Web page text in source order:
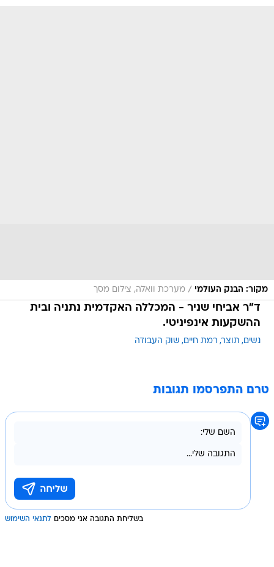
מקור: הבנק העולמי / מערכת וואלה, צילום מסך
ד"ר אביחי שניר - המכללה האקדמית נתניה ובית
ההשקעות אינפיניטי.
נשים תוצר רמת חיים שוק העבודה
טרם התפרסמו תגובות
בשליחת התגובה אני מסכים לתנאי השימוש